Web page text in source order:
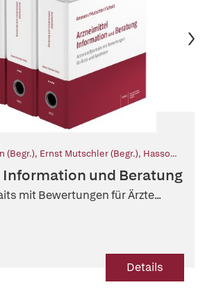
(Begr.), Ernst Mutschler (Begr.), Hasso
und Beratung
mit Bewertungen für Ärzte...
Details